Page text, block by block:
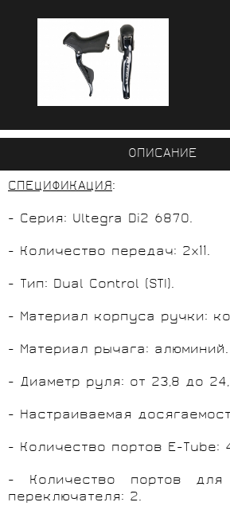
ОПИСАНИЕ
СПЕЦИФИКАЦИЯ:
- Серия: Ultegra Di2 6870.
- Количество передач: 2x11.
- Тип: Dual Control (STI).
- Материал корпуса ручки:
- Материал рычага: алюминий.
- Диаметр руля: от 23,8 до
- Настраиваемая
- Количество портов E-Tube:
- Количество портов для
переключателя: 2.